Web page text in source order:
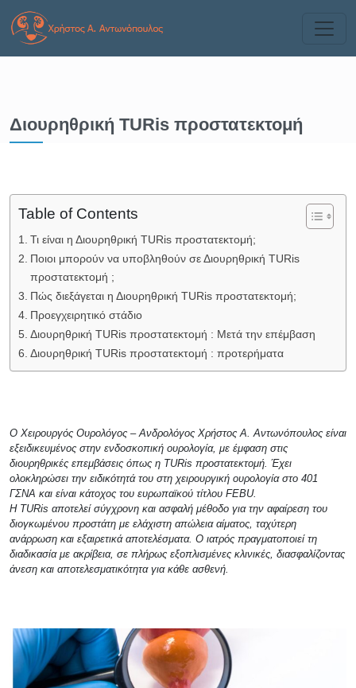
Διουρηθρική TURis προστατεκτομή
Table of Contents
Τι είναι η Διουρηθρική TURis προστατεκτομή;
Ποιοι μπορούν να υποβληθούν σε Διουρηθρική TURis
προστατεκτομή ;
Πώς διεξάγεται η Διουρηθρική TURis προστατεκτομή;
Προεγχειρητικό στάδιο
Διουρηθρική ΤURis προστατεκτομή : Μετά την επέμβαση
Διουρηθρική TURis προστατεκτομή : προτερήματα
Ο Χειρουργός Ουρολόγος – Ανδρολόγος Χρήστος Α. Αντωνόπουλος είναι
εξειδικευμένος στην ενδοσκοπική ουρολογία, με έμφαση στις
διουρηθρικές επεμβάσεις όπως η TURis προστατεκτομή. Έχει
ολοκληρώσει την ειδικότητά του στη χειρουργική ουρολογία στο 401
ΓΣΝΑ και είναι κάτοχος του ευρωπαϊκού τίτλου FEBU.
Η TURis αποτελεί σύγχρονη και ασφαλή μέθοδο για την αφαίρεση του
διογκωμένου προστάτη με ελάχιστη απώλεια αίματος, ταχύτερη
ανάρρωση και εξαιρετικά αποτελέσματα. Ο ιατρός πραγματοποιεί τη
διαδικασία με ακρίβεια, σε πλήρως εξοπλισμένες κλινικές, διασφαλίζοντας
άνεση και αποτελεσματικότητα για κάθε ασθενή.